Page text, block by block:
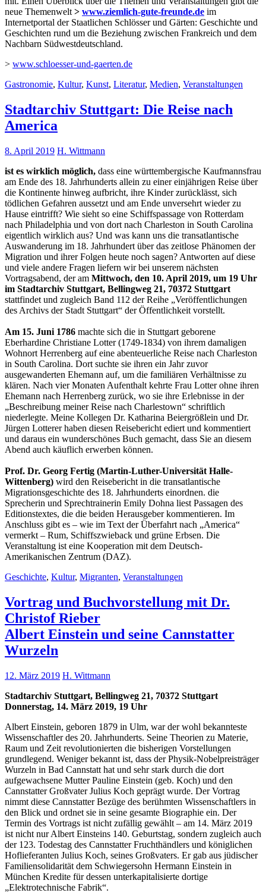
neue Themenwelt > www.ziemlich-gute-freunde.de im
Internetportal der Staatlichen Schlösser und Gärten: Geschichte und
Geschichten rund um die Beziehung zwischen Frankreich und dem
Nachbarn Südwestdeutschland.
> www.schloesser-und-gaerten.de
Gastronomie, Kultur, Kunst, Literatur, Medien, Veranstaltungen
Stadtarchiv Stuttgart: Die Reise nach
America
8. April 2019 H. Wittmann
ist es wirklich möglich, dass eine württembergische Kaufmannsfrau
am Ende des 18. Jahrhunderts allein zu einer einjährigen Reise über
die Kontinente hinweg aufbricht, ihre Kinder zurücklässt, sich
tödlichen Gefahren aussetzt und am Ende unversehrt wieder zu
Hause eintrifft? Wie sieht so eine Schiffspassage von Rotterdam
nach Philadelphia und von dort nach Charleston in South Carolina
eigentlich wirklich aus? Und was kann uns die transatlantische
Auswanderung im 18. Jahrhundert über das zeitlose Phänomen der
Migration und ihrer Folgen heute noch sagen? Antworten auf diese
und viele andere Fragen liefern wir bei unserem nächsten
Vortragsabend, der am Mittwoch, den 10. April 2019, um 19 Uhr
im Stadtarchiv Stuttgart, Bellingweg 21, 70372 Stuttgart
stattfindet und zugleich Band 112 der Reihe „Veröffentlichungen
des Archivs der Stadt Stuttgart“ der Öffentlichkeit vorstellt.
Am 15. Juni 1786 machte sich die in Stuttgart geborene
Eberhardine Christiane Lotter (1749-1834) von ihrem damaligen
Wohnort Herrenberg auf eine abenteuerliche Reise nach Charleston
in South Carolina. Dort suchte sie ihren ein Jahr zuvor
ausgewanderten Ehemann auf, um die familiären Verhältnisse zu
klären. Nach vier Monaten Aufenthalt kehrte Frau Lotter ohne ihren
Ehemann nach Herrenberg zurück, wo sie ihre Erlebnisse in der
„Beschreibung meiner Reise nach Charlestown“ schriftlich
niederlegte. Meine Kollegen Dr. Katharina Beiergrößlein und Dr.
Jürgen Lotterer haben diesen Reisebericht ediert und kommentiert
und daraus ein wunderschönes Buch gemacht, dass Sie an diesem
Abend auch käuflich erwerben können.
Prof. Dr. Georg Fertig (Martin-Luther-Universität Halle-
Wittenberg) wird den Reisebericht in die transatlantische
Migrationsgeschichte des 18. Jahrhunderts einordnen. die
Sprecherin und Sprechtrainerin Emily Dohna liest Passagen des
Editionstextes, die die beiden Herausgeber kommentieren. Im
Anschluss gibt es – wie im Text der Überfahrt nach „America“
vermerkt – Rum, Schiffszwieback und grüne Erbsen. Die
Veranstaltung ist eine Kooperation mit dem Deutsch-
Amerikanischen Zentrum (DAZ).
Geschichte, Kultur, Migranten, Veranstaltungen
Vortrag und Buchvorstellung mit Dr.
Christof Rieber
Albert Einstein und seine Cannstatter
Wurzeln
12. März 2019 H. Wittmann
Stadtarchiv Stuttgart, Bellingweg 21, 70372 Stuttgart
Donnerstag, 14. März 2019, 19 Uhr
Albert Einstein, geboren 1879 in Ulm, war der wohl bekannteste
Wissenschaftler des 20. Jahrhunderts. Seine Theorien zu Materie,
Raum und Zeit revolutionierten die bisherigen Vorstellungen
grundlegend. Weniger bekannt ist, dass der Physik-Nobelpreisträger
Wurzeln in Bad Cannstatt hat und sehr stark durch die dort
aufgewachsene Mutter Pauline Einstein (geb. Koch) und den
Cannstatter Großvater Julius Koch geprägt wurde. Der Vortrag
nimmt diese Cannstatter Bezüge des berühmten Wissenschaftlers in
den Blick und ordnet sie in seine gesamte Biographie ein. Der
Termin des Vortrags ist nicht zufällig gewählt – am 14. März 2019
ist nicht nur Albert Einsteins 140. Geburtstag, sondern zugleich auch
der 123. Todestag des Cannstatter Fruchthändlers und königlichen
Hoflieferanten Julius Koch, seines Großvaters. Er gab aus jüdischer
Familiensolidarität dem Schwiegersohn Hermann Einstein in
München Kredite für dessen unterkapitalisierte dortige
„Elektrotechnische Fabrik“.